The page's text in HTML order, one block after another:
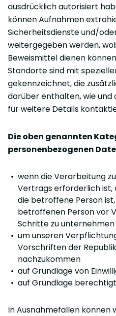
ausdrücklich autorisiert
können Aufnahmen
Sicherheitsdienste und/
weitergegeben werden,
Beweismittel dienen
Standorte sind mit
gekennzeichnet, die
darüber enthalten, wie und
für weitere Details
Die oben genannten
personenbezogenen
wenn die Verarbeitung
Vertrags erforderlich
die betroffene Person
betroffenen Person vor
Schritte zu unternehmen
um unseren
Vorschriften der
nachzukommen
auf Grundlage von
auf Grundlage
In Ausnahmefällen können